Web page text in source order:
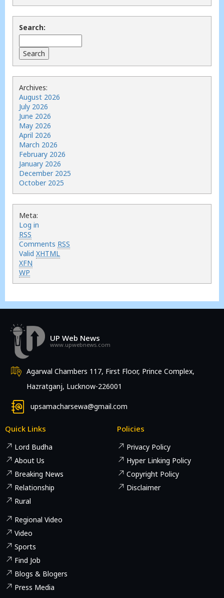
Search:
Archives:
August 2026
July 2026
June 2026
May 2026
April 2026
March 2026
February 2026
January 2026
December 2025
October 2025
Meta:
Log in
RSS
Comments RSS
Valid XHTML
XFN
WP
UP Web News
www.upwebnews.com
Agarwal Chambers 117, First Floor, Prince Complex,
Hazratganj, Lucknow-226001
upsamacharsewa@gmail.com
Quick Links
Lord Budha
About Us
Breaking News
Relationship
Rural
Regional Video
Video
Sports
Find Job
Blogs & Blogers
Press Media
Policies
Privacy Policy
Hyper Linking Policy
Copyright Policy
Disclaimer